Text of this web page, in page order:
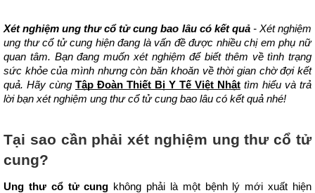
Xét nghiệm ung thư cổ tử cung bao lâu có kết quả - Xét nghiệm
ung thư cổ tử cung hiện đang là vấn đề được nhiều chị em phụ nữ
quan tâm. Bạn đang muốn xét nghiệm để biết thêm về tình trạng
sức khỏe của mình nhưng còn băn khoăn về thời gian chờ đợi kết
quả. Hãy cùng Tập Đoàn Thiết Bị Y Tế Việt Nhật tìm hiểu và trả
lời bạn xét nghiệm ung thư cổ tử cung bao lâu có kết quả nhé!
Tại sao cần phải xét nghiệm ung thư cổ tử
cung?
Ung thư cổ tử cung không phải là một bệnh lý mới xuất hiện